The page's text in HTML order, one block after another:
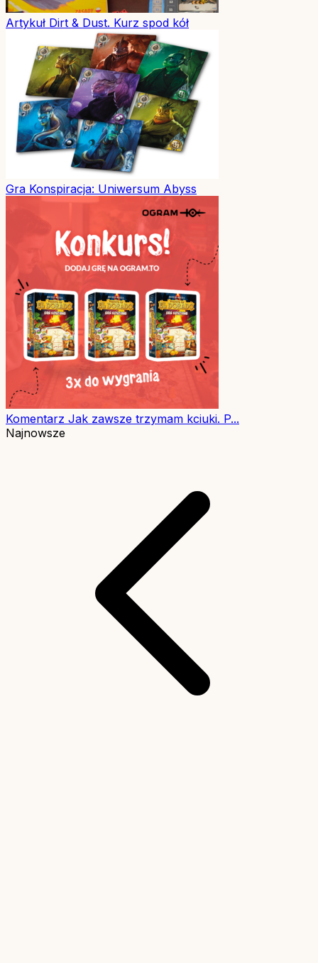
Artykuł Dirt & Dust. Kurz spod kół
Gra Konspiracja: Uniwersum Abyss
Komentarz Jak zawsze trzymam kciuki. P...
Najnowsze